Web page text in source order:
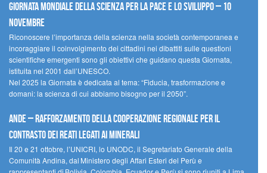
Giornata mondiale della scienza per la pace e lo sviluppo – 10
novembre
Riconoscere l’importanza della scienza nella società contemporanea e
incoraggiare il coinvolgimento dei cittadini nei dibattiti sulle questioni
scientifiche emergenti sono gli obiettivi che guidano questa Giornata,
istituita nel 2001 dall’UNESCO.
Nel 2025 la Giornata è dedicata al tema: “Fiducia, trasformazione e
domani: la scienza di cui abbiamo bisogno per il 2050”.
Ande – Rafforzamento della cooperazione regionale per il
contrasto dei reati legati ai minerali
Il 20 e 21 ottobre, l’UNICRI, lo UNODC, il Segretariato Generale della
Comunità Andina, dal Ministero degli Affari Esteri del Perù e